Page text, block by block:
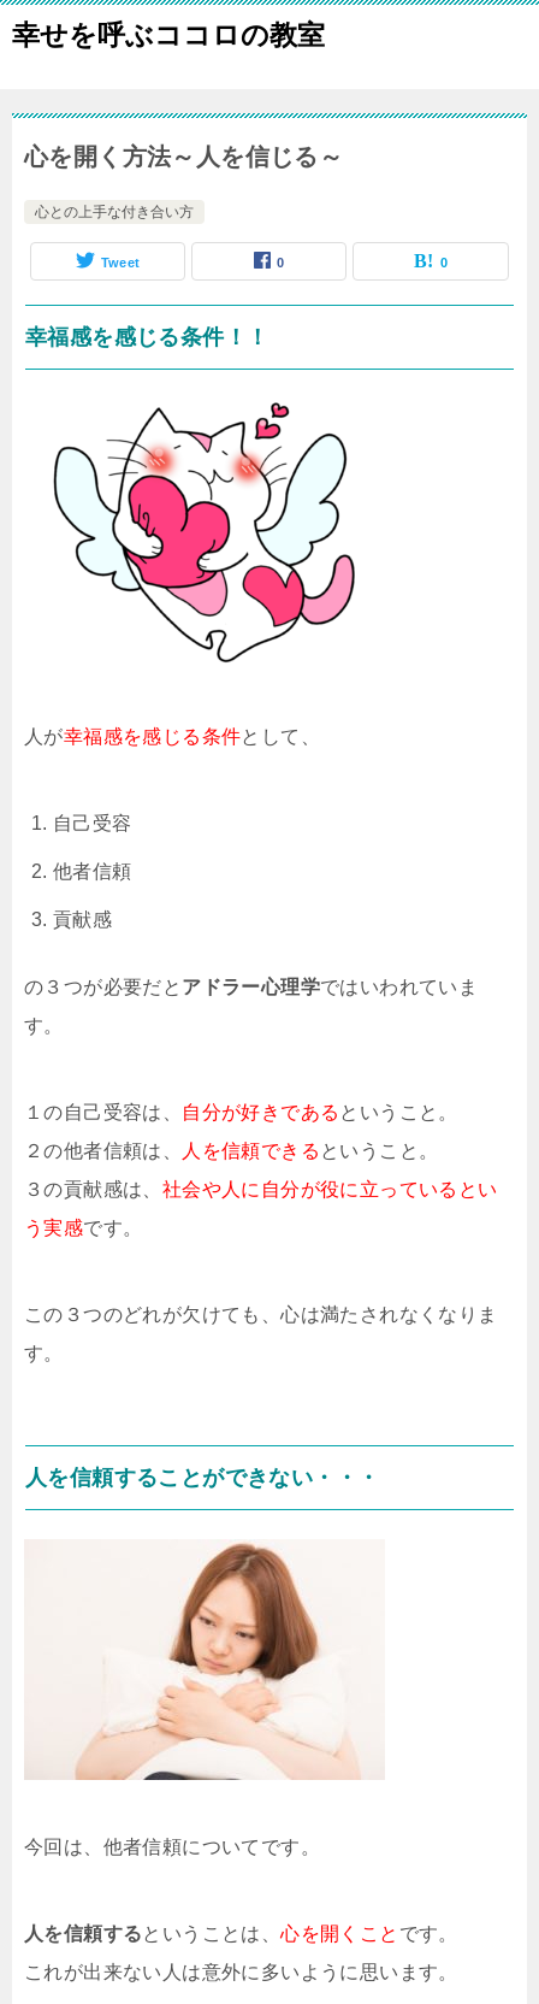
幸せを呼ぶココロの教室
心を開く方法～人を信じる～
心との上手な付き合い方
Tweet 0 0
幸福感を感じる条件！！
人が幸福感を感じる条件として、
自己受容
他者信頼
貢献感
の３つが必要だと アドラー心理学ではいわれていま
す。
１の自己受容は、 自分が好きである ということ。
２の他者信頼は、
人を信頼できる ということ。
３の貢献感は、 社会や人に自分が役に立っているとい
う実感です。
この３つのどれが欠けても、心は満たされなくなりま
す。
人を信頼することができない・・・
今回は、他者信頼についてです。
人を信頼するということは、心を開くこと です。
これが出来ない人は意外に多いように思います。